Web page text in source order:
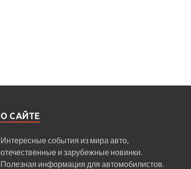
О САЙТЕ
Интересные события из мира авто,
отечественные и зарубежные новинки.
Полезная информация для автомобилистов.